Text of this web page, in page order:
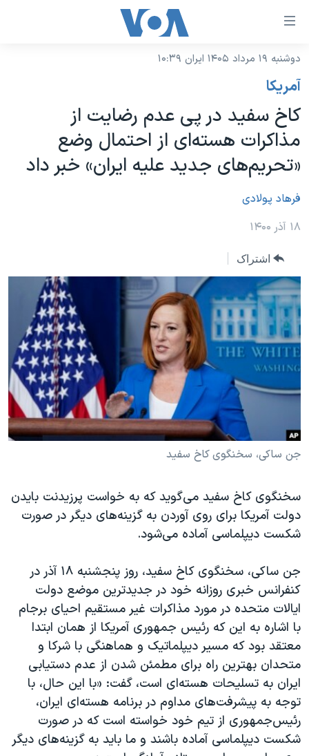
لینکهای
دسترسی
جهش
محتوای
اصلی
جهش
صفحه
جهش
نسخه سبک وب‌سایت
موضوع ها
ایران
آمریکا
جهان
ورزشی
ویدیوها
فرهنگ و زندگی
حقوق شهروندی
اقتصادی
علم و فناوری
اسرائیل در جنگ
برنامه های تلویزیونی
جدول برنامه ها
صفحه‌های ویژه
جام جهانی ۲۰۲۶
بایگانی برنامه‌های تلویزیونی
مستندها
انتخابات ریاست جمهوری آمریکا ۲۰۲۴
حمله جمهوری اسلامی به اسرائیل
رمز مهسا
ورزش زنان در ایران
اعتراضات زن، زندگی، آزادی
تریبونال مردمی آبان ۹۸
دادگاه حمید نوری
قانون شفافیت دارائی کادر رهبری ایران
اعتراضات مردمی آبان ۹۸
اسرائیل در جنگ
نرگس محمدی برنده جایزه نوبل صلح
همایش محافظه‌کاران آمریکا «سی‌پک»
صفحه‌های ویژه
سفر پرزیدنت ترامپ به چین
فرکانس‌های صدای آمریکا
پخش رادیویی
یادگیری زبان انگلیسی
دنبال کنید
زبانهای مختلف
دوشنبه ۱۹ مرداد ۱۴۰۵ ایران ۱۰:۳۹
آمريکا
کاخ سفید در پی عدم رضایت از
مذاکرات هسته‌ای از احتمال وضع
«تحریم‌های جدید علیه ایران» خبر داد
فرهاد پولادی
۱۸ آذر ۱۴۰۰
اشتراک
جن ساکی، سخنگوی کاخ سفید
سخنگوی کاخ سفید می‌گوید که به خواست پرزیدنت بایدن
دولت آمریکا برای روی آوردن به گزینه‌های دیگر در صورت
شکست دیپلماسی آماده می‌شود.
جن ساکی، سخنگوی کاخ سفید، روز پنجشنبه ۱۸ آذر در
کنفرانس خبری روزانه خود در جدیدترین موضع دولت
ایالات متحده در مورد مذاکرات غیر مستقیم احیای برجام
با اشاره به این که رئیس جمهوری آمریکا از همان ابتدا
معتقد بود که مسیر دیپلماتیک و هماهنگی با شرکا و
متحدان بهترین راه برای مطمئن شدن از عدم دستیابی
ایران به تسلیحات هسته‌ای است، گفت: «با این حال، با
توجه به پیشرفت‌های مداوم در برنامه هسته‌ای ایران،
رئیس‌جمهوری از تیم خود خواسته است که در صورت
شکست دیپلماسی آماده باشند و ما باید به گزینه‌های دیگر